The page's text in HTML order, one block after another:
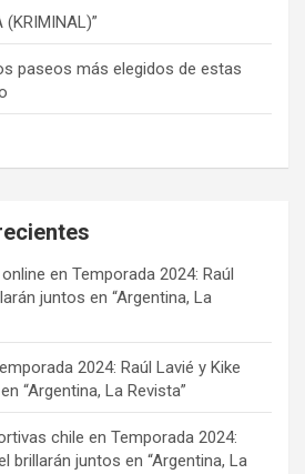
(KRIMINAL)”
paseos más elegidos de estas
en Temporada 2024: Raúl
juntos en “Argentina, La
2024: Raúl Lavié y Kike
“Argentina, La Revista”
chile en Temporada 2024:
brillarán juntos en “Argentina, La